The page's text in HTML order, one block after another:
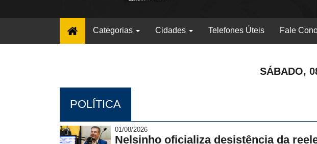
(current)Categorias Cidades Telefones Úteis Fale
SÁBADO,
POLÍTICA
01/08/2026
Nelsinho oficializa desistência da